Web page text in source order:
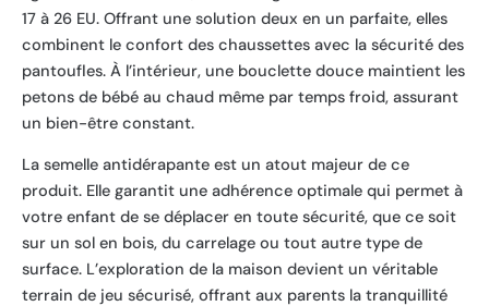
17 à 26 EU. Offrant une solution deux en un parfaite, elles
combinent le confort des chaussettes avec la sécurité des
pantoufles. À l’intérieur, une bouclette douce maintient les
petons de bébé au chaud même par temps froid, assurant
un bien-être constant.
La semelle antidérapante est un atout majeur de ce
produit. Elle garantit une adhérence optimale qui permet à
votre enfant de se déplacer en toute sécurité, que ce soit
sur un sol en bois, du carrelage ou tout autre type de
surface. L’exploration de la maison devient un véritable
terrain de jeu sécurisé, offrant aux parents la tranquillité